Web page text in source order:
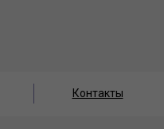
Контакты